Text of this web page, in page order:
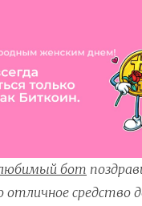
бот
средство